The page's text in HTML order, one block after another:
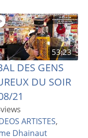
53:23
DES GENS
DU SOIR
21
views
ARTISTES,
Dhainaut